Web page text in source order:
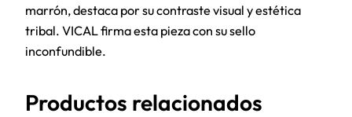
marrón, destaca por su contraste visual y estética
tribal. VICAL firma esta pieza con su sello
inconfundible.
Productos relacionados